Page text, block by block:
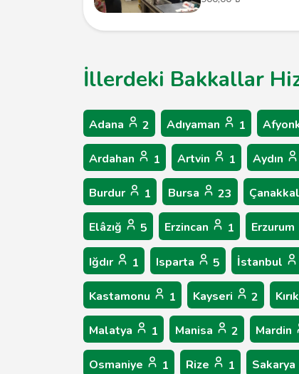
İllerdeki Bakkallar
Adana 2 Adıyaman 1
Ardahan 1 Artvin 1 Aydın
Burdur 1 Bursa 23
Elâzığ 5 Erzincan 1 Erzurum
Iğdır 1 Isparta 5 İstanbul
Kastamonu 1 Kayseri 2
Malatya 1 Manisa 2 Mardin
Osmaniye 1 Rize 1 Sakarya